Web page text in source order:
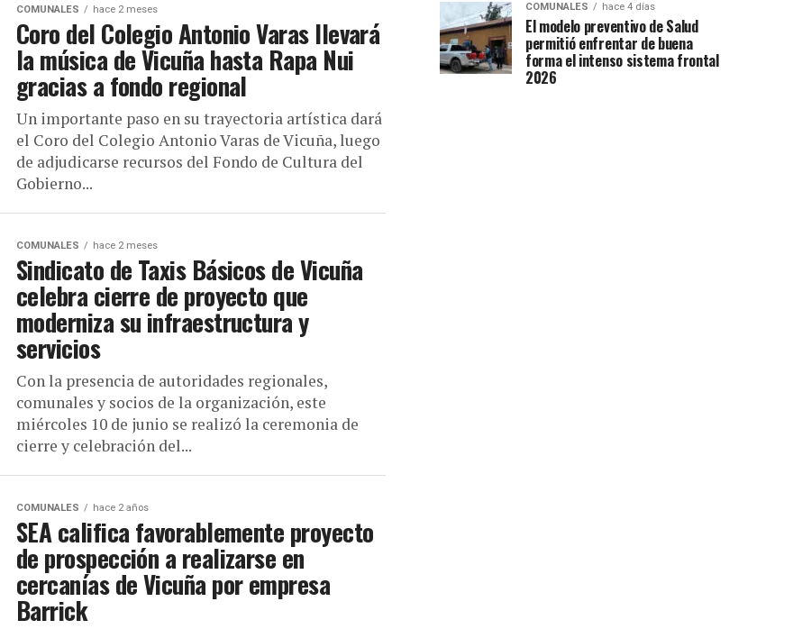
COMUNALES hace 2 meses
Coro del Colegio Antonio Varas llevará
la música de Vicuña hasta Rapa Nui
gracias a fondo regional
Un importante paso en su trayectoria artística dará
el Coro del Colegio Antonio Varas de Vicuña, luego
de adjudicarse recursos del Fondo de Cultura del
Gobierno...
COMUNALES hace 2 meses
Sindicato de Taxis Básicos de Vicuña
celebra cierre de proyecto que
moderniza su infraestructura y
servicios
Con la presencia de autoridades regionales,
comunales y socios de la organización, este
miércoles 10 de junio se realizó la ceremonia de
cierre y celebración del...
COMUNALES hace 2 años
SEA califica favorablemente proyecto
de prospección a realizarse en
cercanías de Vicuña por empresa
Barrick
COMUNALES hace 4 días
El modelo preventivo de Salud
permitió enfrentar de buena
forma el intenso sistema frontal
2026